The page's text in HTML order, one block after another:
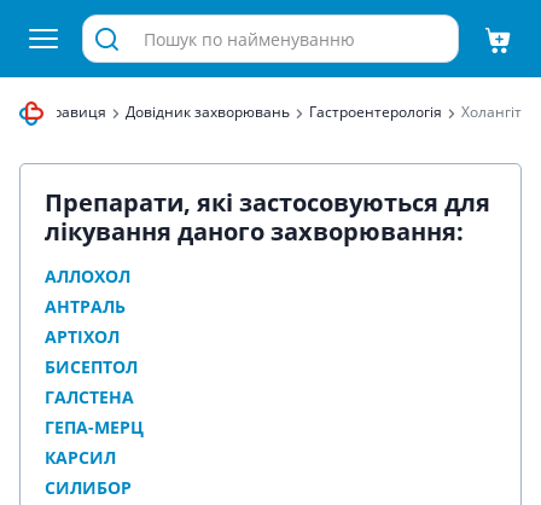
Здравиця Довідник захворювань Гастроентерологія Холангіт
Препарати, які застосовуються для
лікування даного захворювання:
АЛЛОХОЛ
АНТРАЛЬ
АРТІХОЛ
БИСЕПТОЛ
ГАЛСТЕНА
ГЕПА-МЕРЦ
КАРСИЛ
СИЛИБОР